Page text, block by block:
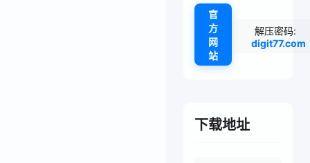
官
方
网
站
解压密码:
digit77.com
下载地址